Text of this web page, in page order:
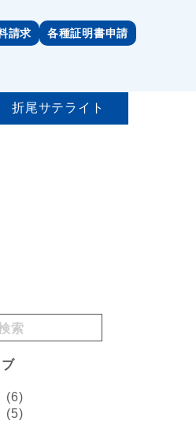
請求
各種証明書申請
折尾サテライト
(6)
(5)